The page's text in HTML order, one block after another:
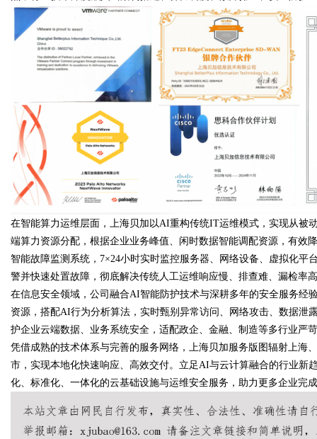
在智能算力运维层面，上海贝加以AI重构传统IT运维模式，实现从被
端算力资源分配，根据企业业务峰值、闲时数据智能调配资源，有效
智能故障监测系统，7×24小时实时监控服务器、网络设备、虚拟化
警并快速处置故障，彻底解决传统人工运维响应慢、排查难、漏检率
在信息安全领域，公司融合AI智能防护技术与深耕多年的安全服务经
资源，搭配AI行为分析算法，实时甄别异常访问、网络攻击、数据泄
护企业云端数据、业务系统安全，适配政企、金融、制造等多行业严
凭借成熟的技术体系与完善的服务网络，上海贝加服务版图辐射上海
市，实现本地化快速响应、高效交付。立足AI与云计算融合的行业新
化、标准化、一体化的云基础设施与运维安全服务，助力更多企业完